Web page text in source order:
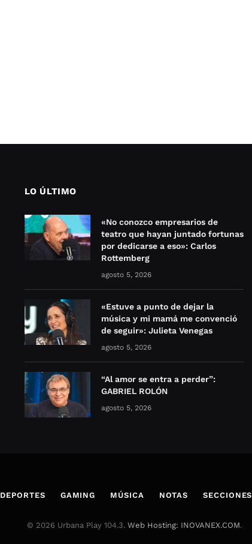
LO ÚLTIMO
«No conozco empresarios de
teatro que hayan juntado fortunas
por dedicarse a eso»: Carlos
Rottemberg
agosto 5, 2026
«Estuve a punto de dejar la
música y mi mamá me convenció
de seguir»: Julieta Venegas
agosto 5, 2026
“Al amor se entra a perder”:
GABRIEL ROLÓN
agosto 5, 2026
DEPORTES GAMING MÚSICA NOTAS SECCIONES
© 2026 Urbana Play 104.3. Web Hosting: INOVANEX.COM.